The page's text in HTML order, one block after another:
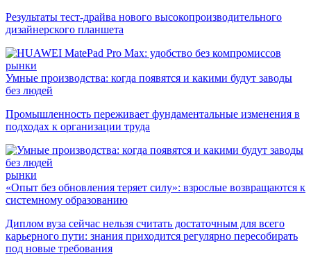
Результаты тест-драйва нового высокопроизводительного
дизайнерского планшета
рынки
Умные производства: когда появятся и какими будут заводы
без людей
Промышленность переживает фундаментальные изменения в
подходах к организации труда
рынки
«Опыт без обновления теряет силу»: взрослые возвращаются к
системному образованию
Диплом вуза сейчас нельзя считать достаточным для всего
карьерного пути: знания приходится регулярно пересобирать
под новые требования